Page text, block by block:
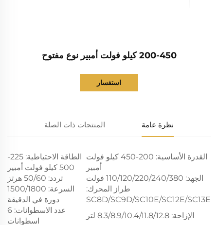
200-450 كيلو فولت أمبير نوع مفتوح
استفسار
نظرة عامة المنتجات ذات الصلة
القدرة الأساسية: 200-450 كيلو فولت
أمبير
الطاقة الاحتياطية: 225-
500 كيلو فولت أمبير
الجهد: 110/120/220/240/380 فولت
تردد: 50/60 هرتز
طراز المحرك:
SC8D/SC9D/SC10E/SC12E/SC13E
السرعة: 1500/1800
دورة في الدقيقة
الإزاحة: 8.3/8.9/10.4/11.8/12.8 لتر
عدد الاسطوانات: 6
اسطوانات